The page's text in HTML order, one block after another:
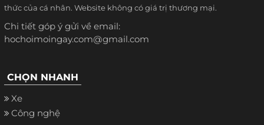
thức của cá nhân. Website không có giá trị thương mại.
Chi tiết góp ý gửi về email:
hochoimoingay.com@gmail.com
CHỌN NHANH
Xe
Công nghệ